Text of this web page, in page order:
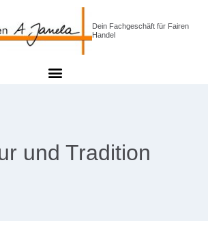
Dein Fachgeschäft für Fairen
Handel
und Tradition